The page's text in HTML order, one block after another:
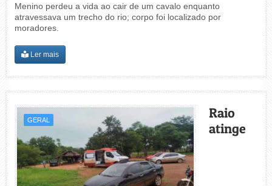
Menino perdeu a vida ao cair de um cavalo enquanto
atravessava um trecho do rio; corpo foi localizado por
moradores.
Ler mais
GERAL
Raio
atinge